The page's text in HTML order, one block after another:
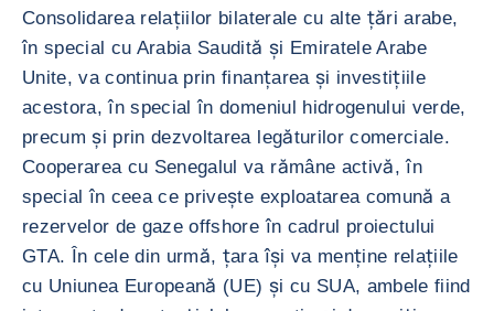
Consolidarea relațiilor bilaterale cu alte țări arabe,
în special cu Arabia Saudită și Emiratele Arabe
Unite, va continua prin finanțarea și investițiile
acestora, în special în domeniul hidrogenului verde,
precum și prin dezvoltarea legăturilor comerciale.
Cooperarea cu Senegalul va rămâne activă, în
special în ceea ce privește exploatarea comună a
rezervelor de gaze offshore în cadrul proiectului
GTA. În cele din urmă, țara își va menține relațiile
cu Uniunea Europeană (UE) și cu SUA, ambele fiind